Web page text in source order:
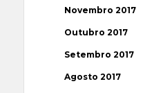
Novembro 2017
Outubro 2017
Setembro 2017
Agosto 2017